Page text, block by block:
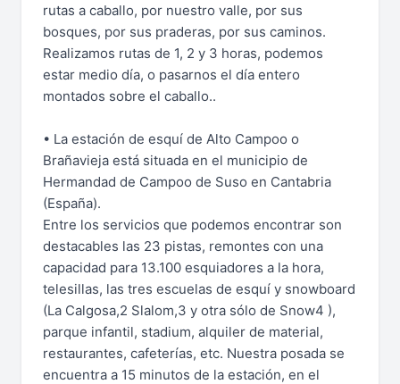
rutas a caballo, por nuestro valle, por sus
bosques, por sus praderas, por sus caminos.
Realizamos rutas de 1, 2 y 3 horas, podemos
estar medio día, o pasarnos el día entero
montados sobre el caballo..
• La estación de esquí de Alto Campoo o
Brañavieja está situada en el municipio de
Hermandad de Campoo de Suso en Cantabria
(España).
Entre los servicios que podemos encontrar son
destacables las 23 pistas, remontes con una
capacidad para 13.100 esquiadores a la hora,
telesillas, las tres escuelas de esquí y snowboard
(La Calgosa,2 Slalom,3 y otra sólo de Snow4 ),
parque infantil, stadium, alquiler de material,
restaurantes, cafeterías, etc. Nuestra posada se
encuentra a 15 minutos de la estación, en el